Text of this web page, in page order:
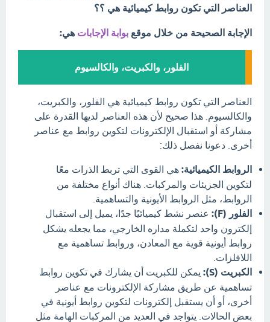
العناصر التي تكون روابط كيميائية هي ؟؟
الإجابة الصحيحة من خلال موقع بوابة الإجابات هي:
الفلور، والكبريت، والكالسيوم
العناصر التي تكون روابط كيميائية هي الفلور، والكبريت،
والكالسيوم. هذا صحيح لأن هذه العناصر لديها القدرة على
مشاركة أو استقبال الإلكترونات لتكوين روابط مع عناصر
أخرى. دعونا نفصل ذلك:
الروابط الكيميائية: هي القوى التي تربط الذرات معًا
لتكوين الجزيئات والمركبات. هناك أنواع مختلفة من
الروابط، مثل الروابط الأيونية والتساهمية.
الفلور (F):
عنصر نشط كيميائيًا جدًا، يميل إلى استقبال
إلكترون واحد لتكملة مداره الخارجي، مما يجعله يشكل
روابط أيونية قوية مع المعادن، وروابط تساهمية مع
اللافلزات.
الكبريت (S):
يمكن للكبريت أن يشارك في تكوين روابط
تساهمية عن طريق مشاركة الإلكترونات مع عناصر
أخرى، أو أن يستقبل إلكترونات لتكوين روابط أيونية في
بعض الحالات. يتواجد في العديد من المركبات الهامة مثل